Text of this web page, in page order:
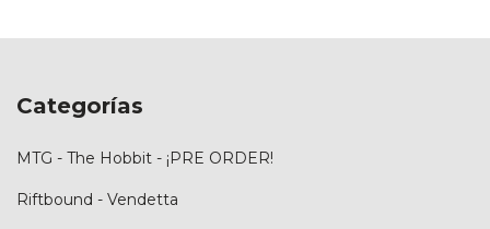
Categorías
MTG - The Hobbit - ¡PRE ORDER!
Riftbound - Vendetta